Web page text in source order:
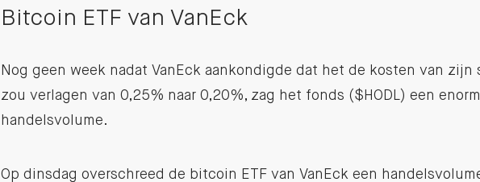
Bitcoin ETF van VanEck
Nog geen week nadat VanEck aankondigde dat het de kosten van zijn
zou verlagen van 0,25% naar 0,20%, zag het fonds ($HODL) een
handelsvolume.
Op dinsdag overschreed de bitcoin ETF van VanEck een